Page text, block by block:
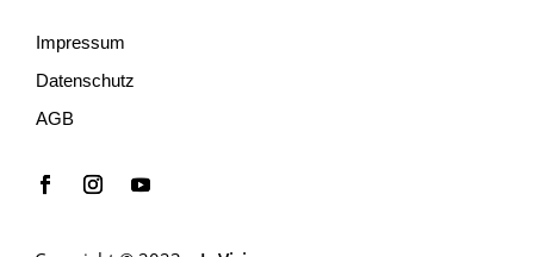
Impressum
Datenschutz
AGB